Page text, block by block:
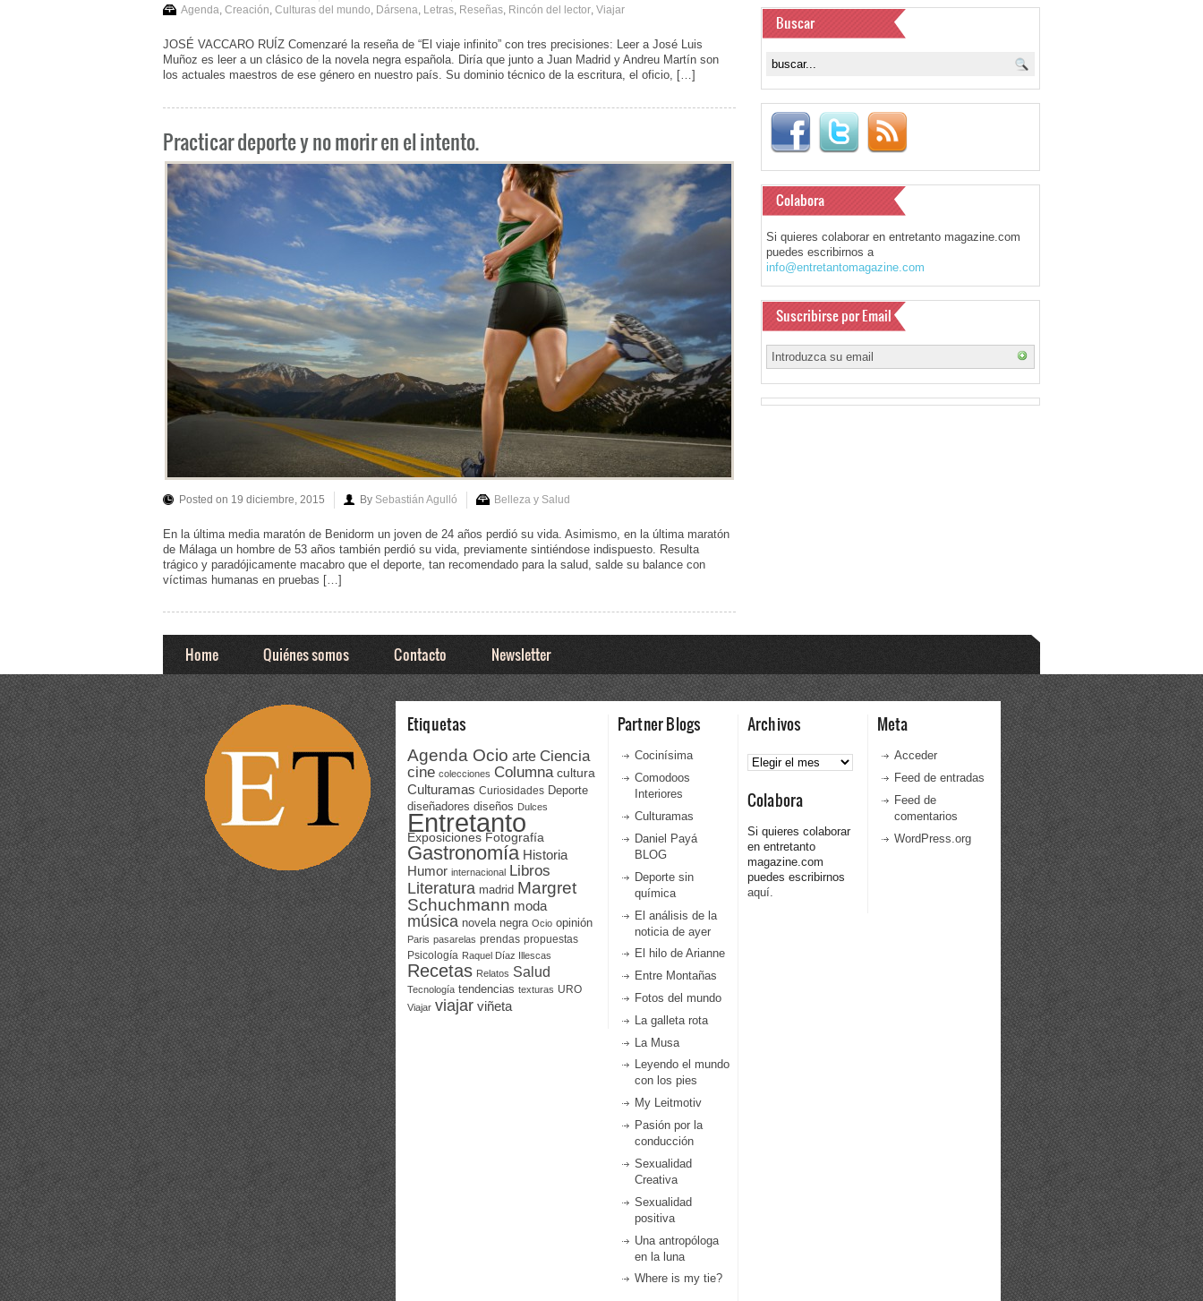
Agenda Creación Culturas del mundo Dársena Letras Reseñas Rincón del lector Viajar
JOSÉ VACCARO RUÍZ Comenzaré la reseña de “El viaje infinito” con tres precisiones: Leer a José Luis
Muñoz es leer a un clásico de la novela negra española. Diría que junto a Juan Madrid y Andreu Martín son
los actuales maestros de ese género en nuestro país. Su dominio técnico de la escritura, el oficio, […]
Practicar deporte y no morir en el intento.
Posted on 19 diciembre, 2015 By Sebastián Agulló Belleza y Salud
En la última media maratón de Benidorm un joven de 24 años perdió su vida. Asimismo, en la última maratón
de Málaga un hombre de 53 años también perdió su vida, previamente sintiéndose indispuesto. Resulta
trágico y paradójicamente macabro que el deporte, tan recomendado para la salud, salde su balance con
víctimas humanas en pruebas […]
Buscar
Colabora
Si quieres colaborar en entretanto magazine.com
puedes escribirnos a
info@entretantomagazine.com
Suscribirse por Email
Home Quiénes somos Contacto Newsletter
Etiquetas
Agenda Ocio arte Ciencia
cine colecciones Columna cultura
Culturamas Curiosidades Deporte
diseñadores diseños Dulces
Entretanto
Exposiciones Fotografía
Gastronomía Historia
Humor internacional Libros
Literatura madrid Margret
Schuchmann moda
música novela negra Ocio opinión
Paris pasarelas prendas propuestas
Psicología Raquel Díaz Illescas
Recetas Relatos Salud
Tecnología tendencias texturas URO
Viajar viajar viñeta
Partner Blogs
Cocinísima
Comodoos
Interiores
Culturamas
Daniel Payá
BLOG
Deporte sin
química
El análisis de la
noticia de ayer
El hilo de Arianne
Entre Montañas
Fotos del mundo
La galleta rota
La Musa
Leyendo el mundo
con los pies
My Leitmotiv
Pasión por la
conducción
Sexualidad
Creativa
Sexualidad
positiva
Una antropóloga
en la luna
Where is my tie?
Archivos
Archivos
Colabora
Si quieres colaborar
en entretanto
magazine.com
puedes escribirnos
aquí.
Meta
Acceder
Feed de entradas
Feed de
comentarios
WordPress.org